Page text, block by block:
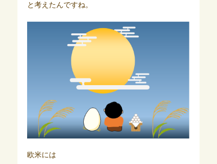
と考えたんですね。
欧米には